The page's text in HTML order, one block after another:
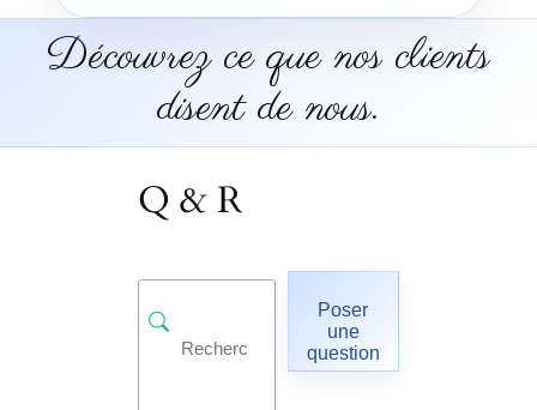
Découvrez ce que nos clients
disent de nous.
Q & R
Poser
une
question